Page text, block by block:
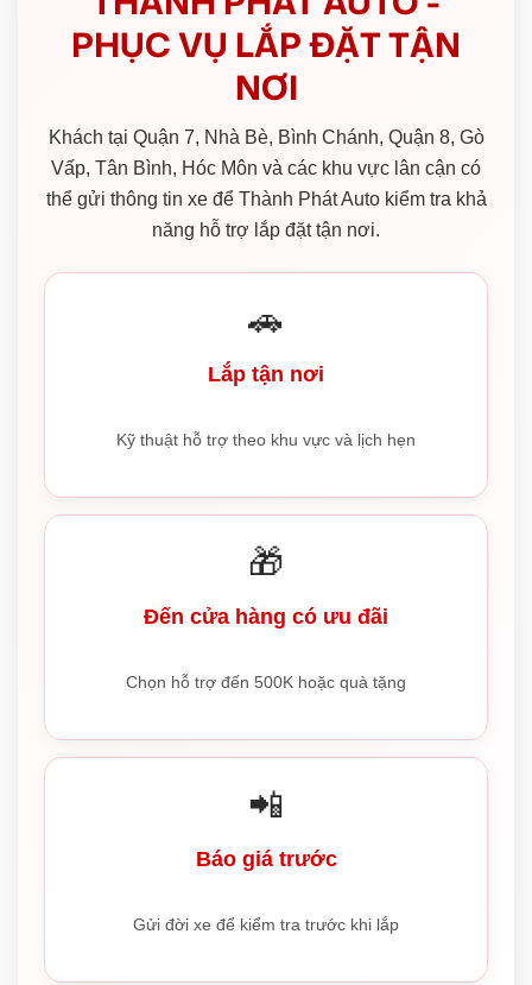
PHỤC VỤ LẮP ĐẶT TẬN
NƠI
Khách tại Quận 7, Nhà Bè, Bình Chánh, Quận 8, Gò
Vấp, Tân Bình, Hóc Môn và các khu vực lân cận có
thể gửi thông tin xe để Thành Phát Auto kiểm tra khả
năng hỗ trợ lắp đặt tận nơi.
🚗
Lắp tận nơi
Kỹ thuật hỗ trợ theo khu vực và lịch hẹn
🎁
Đến cửa hàng có ưu đãi
Chọn hỗ trợ đến 500K hoặc quà tặng
📲
Báo giá trước
Gửi đời xe để kiểm tra trước khi lắp